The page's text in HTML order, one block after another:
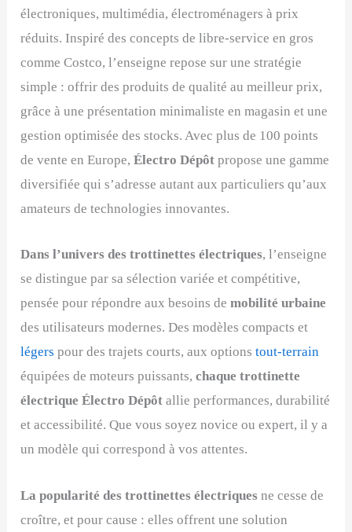
électroniques, multimédia, électroménagers à prix
réduits. Inspiré des concepts de libre-service en gros
comme Costco, l’enseigne repose sur une stratégie
simple : offrir des produits de qualité au meilleur prix,
grâce à une présentation minimaliste en magasin et une
gestion optimisée des stocks. Avec plus de 100 points
de vente en Europe,Électro Dépôt propose une gamme
diversifiée qui s’adresse autant aux particuliers qu’aux
amateurs de technologies innovantes.
Dans l’univers des trottinettes électriques, l’enseigne
se distingue par sa sélection variée et compétitive,
pensée pour répondre aux besoins demobilité urbaine
des utilisateurs modernes. Des modèles compacts et
légerspour des trajets courts, aux optionstout-terrain
équipées de moteurs puissants, chaque trottinette
électrique Électro Dépôt allie performances, durabilité
et accessibilité. Que vous soyez novice ou expert, il y a
un modèle qui correspond à vos attentes.
La popularité des trottinettes électriques ne cesse de
croître, et pour cause : elles offrent une solution